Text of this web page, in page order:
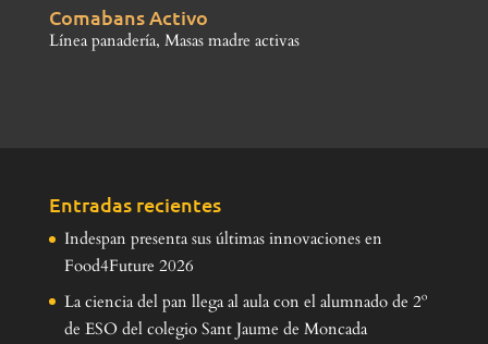
Comabans Activo
Línea panadería, Masas madre activas
Entradas recientes
Indespan presenta sus últimas innovaciones en
Food4Future 2026
La ciencia del pan llega al aula con el alumnado de 2º
de ESO del colegio Sant Jaume de Moncada